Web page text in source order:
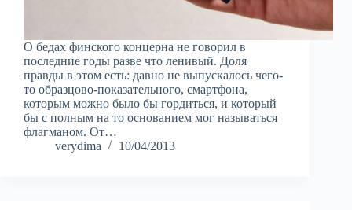
О бедах финского концерна не говорил в
последние годы разве что ленивый. Доля
правды в этом есть: давно не выпускалось чего-
то образцово-показательного, смартфона,
которым можно было бы гордиться, и который
бы с полным на то основанием мог называться
флагманом. От…
verydima
10/04/2013